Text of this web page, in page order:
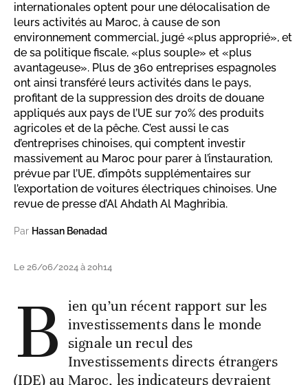
internationales optent pour une délocalisation de
leurs activités au Maroc, à cause de son
environnement commercial, jugé «plus approprié», et
de sa politique fiscale, «plus souple» et «plus
avantageuse». Plus de 360 entreprises espagnoles
ont ainsi transféré leurs activités dans le pays,
profitant de la suppression des droits de douane
appliqués aux pays de l’UE sur 70% des produits
agricoles et de la pêche. C’est aussi le cas
d’entreprises chinoises, qui comptent investir
massivement au Maroc pour parer à l’instauration,
prévue par l’UE, d’impôts supplémentaires sur
l’exportation de voitures électriques chinoises. Une
revue de presse d’Al Ahdath Al Maghribia.
Par Hassan Benadad
Le 26/06/2024 à 20h14
B ien qu’un récent rapport sur les
investissements dans le monde
signale un recul des
Investissements directs étrangers
(IDE) au Maroc, les indicateurs devraient